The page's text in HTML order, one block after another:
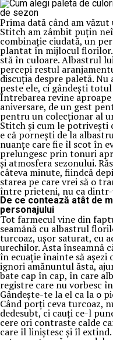
Prima dată când am
Stitch am zâmbit puțin
combinație ciudată, un
plantat în mijlocul
stă în culoare. Albastrul
percepi restul
discuția despre paletă.
peste ele, ci gândești
Întrebarea revine aproape
aniversare, de un gest
pentru un colecționar al
Stitch și cum le potrivești
e că pornești de la
nuanțe care fie îl scot în
prelungesc prin tonuri
și atmosfera sezonului.
câteva minute, fiindcă
starea pe care vrei să o
între prieteni, nu ca
De ce contează atât de
personajului
Tot farmecul vine din
seamănă cu albastrul
turcoaz, ușor saturat, cu
urechilor. Asta înseamnă
în ecuație înainte să așezi
ignori amănuntul ăsta,
bate cap în cap, în care
registre care nu vorbesc
Gândește-te la el ca la o
Când porți ceva turcoaz,
dedesubt, ci cauți ce-l
cere ori contraste calde
care îl liniștesc și îl